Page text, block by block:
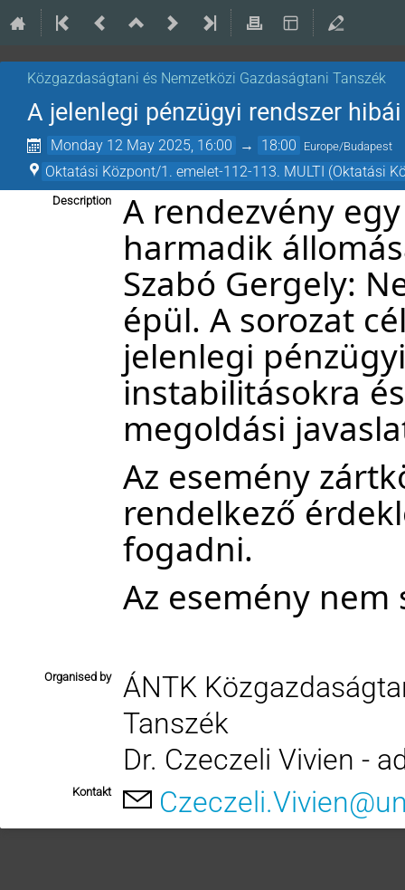
Közgazdaságtani és Nemzetközi Gazdaságtani Tanszék
A jelenlegi pénzügyi rendszer hibái
Monday 12 May 2025, 16:00 → 18:00 Europe/Budapest
Oktatási Központ/1. emelet-112-113. MULTI (Oktatási
Description
A rendezvény
harmadik
Szabó Gergely:
épül. A sorozat
jelenlegi
instabilitásokra
megoldási
Az esemény
rendelkező
fogadni.
Az esemény
Organised by
ÁNTK
Tanszék
Dr. Czeczeli Vivien -
Kontakt